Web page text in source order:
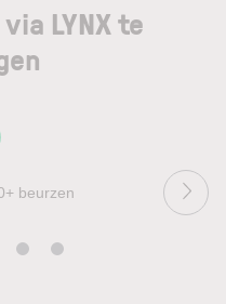
LYNX te
beurzen